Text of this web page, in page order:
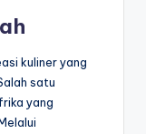
kuliner yang
satu
yang